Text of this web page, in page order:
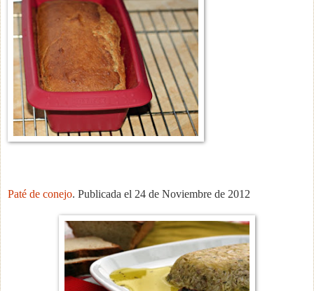
Paté de conejo. Publicada el 24 de Noviembre de 2012